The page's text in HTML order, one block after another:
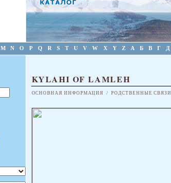
M N O P Q R S T U V W X Y Z А Б В Г Д
KYLAHI OF LAMLEH
ОСНОВНАЯ ИНФОРМАЦИЯ / РОДСТВЕННЫЕ СВЯЗИ